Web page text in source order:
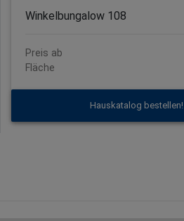
Winkelbungalow 108
Preis ab
Fläche
Hauskatalog bestellen!